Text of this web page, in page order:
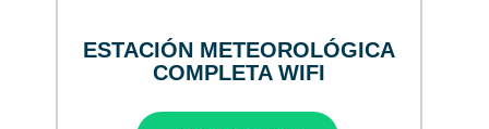
ESTACIÓN METEOROLÓGICA
COMPLETA WIFI